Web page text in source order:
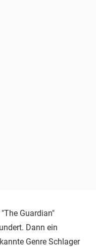
Guardian"
Dann ein
Genre Schlager